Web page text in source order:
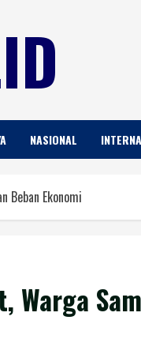
NASIONAL
Beban Ekonomi
Warga